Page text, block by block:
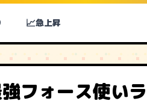
📈急上昇
フォース使い